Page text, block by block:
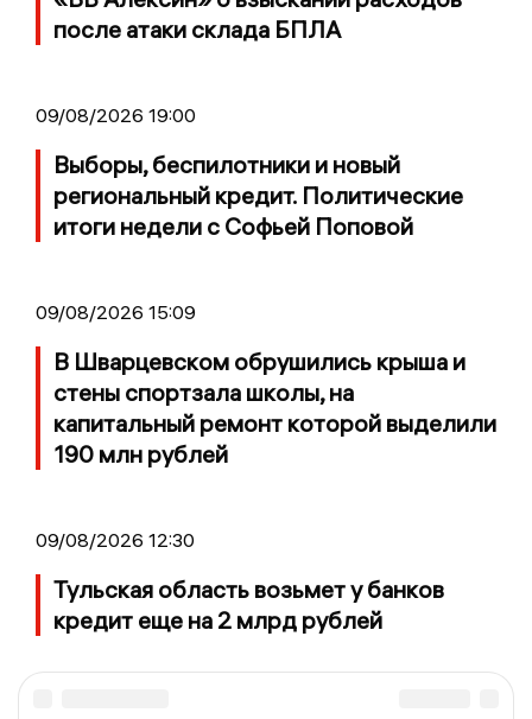
после атаки склада БПЛА
09/08/2026 19:00
Выборы, беспилотники и новый
региональный кредит. Политические
итоги недели с Софьей Поповой
09/08/2026 15:09
В Шварцевском обрушились крыша и
стены спортзала школы, на
капитальный ремонт которой выделили
190 млн рублей
09/08/2026 12:30
Тульская область возьмет у банков
кредит еще на 2 млрд рублей